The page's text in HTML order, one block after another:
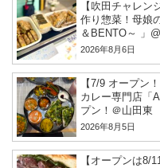
【吹田チャレ
作り惣菜！母娘
＆BENTO～ 」@
2026年8月6日
【7/9 オープン
カレー専門店「
プン！＠山田東
2026年8月5日
【オープンは8/